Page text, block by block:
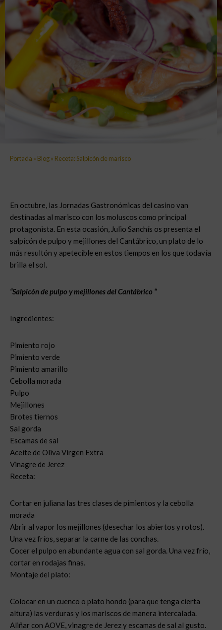
Portada » Blog» Receta: Salpicón de marisco
En octubre, las Jornadas Gastronómicas del casino van
destinadas al marisco con los moluscos como principal
protagonista. En esta ocasión, Julio Sanchís os presenta el
salpicón de pulpo y mejillones del Cantábrico, un plato de lo
más resultón y apetecible en estos tiempos en los que todavía
brilla el sol.
“Salpicón de pulpo y mejillones del Cantábrico “
Ingredientes:
Pimiento rojo
Pimiento verde
Pimiento amarillo
Cebolla morada
Pulpo
Mejillones
Brotes tiernos
Sal gorda
Escamas de sal
Aceite de Oliva Virgen Extra
Vinagre de Jerez
Receta:
Cortar en juliana las tres clases de pimientos y la cebolla
morada
Abrir al vapor los mejillones (desechar los abiertos y rotos).
Una vez fríos, separar la carne de las conchas.
Cocer el pulpo en abundante agua con sal gorda. Una vez frío,
cortar en rodajas finas.
Montaje del plato:
Colocar en un cuenco o plato hondo (para que tenga cierta
altura) las verduras y los mariscos de manera intercalada.
Aliñar con AOVE, vinagre de Jerez y escamas de sal al gusto.